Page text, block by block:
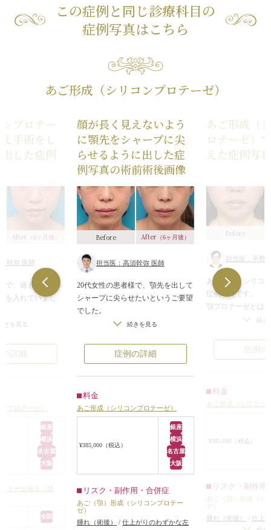
この症例と同じ診療科目の
症例写真はこちら
あご形成（シリコンプロテーゼ）
プロテー
手術をし
した症例
After （6ヶ月後）
幹弥 医師
で、過去に顎にシ
を入れていまし
り出したいという
ていました。
コンピューターシ
に行い、入ってい
り出し、一回り大
テーゼに入れ替え
前方に出て、Eラ
した。
きを見る
詳細
プロテーゼ）
銀座
横浜
名古屋
大阪
テーゼ抜き（除
全院
顔が長く見えないよう
に顎先をシャープに尖
らせるように出した症
例写真の術前術後画像
Before After（6ヶ月後）
担当医：高須幹弥 医師
20代女性の患者様で、顎先を出して
シャープに尖らせたいというご要望
でした。
診察させていただいたところ、特別
いのですが、顎先がやや四角い形を
しており、かつ、やや引っ込んでい
ました。
が長く見えないように顎先を出して
シャープに尖らせたい」というご要
望でしたので、シリコンプロテーゼ
で、なるべく下方向に長くならない
ように、斜め下方向気味に顎先を出
約7mmの厚みのシリコンプロテーゼ
を顎先がシャープに尖るようなデザ
インで細工し、口の中から骨膜下に
留置しました。
術後は、正面から見て、少しだけ顎
続きを見る
症例の詳細
料金
あご形成（シリコンプロテーゼ）
¥385,000（税込）
銀座
横浜
名古屋
大阪
リスク・副作用・合併症
あご（顎）形成（シリコンプロテー
ゼ）
腫れ（術後）
/ 仕上がりのわずかな左
あご形成（
ロテーゼ）
えた症例写真
Before
担当医：平野
あご形成（シリコ
症例写真です。
顎プロテーゼとは
月形のシリコンを
横顔のEラインを
リとしたシャープ
し、骨膜と骨の間
り、そのスペース
けで顔の印象はガ
あごの形に合わせ
数ミリ単位で調整
やかな調整で、自
実現しています。
続き
症例
料金
あご形成（シリコン
¥385,000（税込）
リスク・副作用
あご（顎）形成（シ
ゼ）
腫れ（術後）
仕上